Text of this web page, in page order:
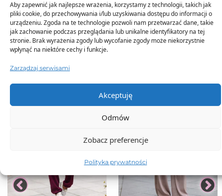
Aby zapewnić jak najlepsze wrażenia, korzystamy z technologii, takich jak
pliki cookie, do przechowywania i/lub uzyskiwania dostępu do informacji o
urządzeniu. Zgoda na te technologie pozwoli nam przetwarzać dane, takie
jak zachowanie podczas przeglądania lub unikalne identyfikatory na tej
stronie. Brak wyrażenia zgody lub wycofanie zgody może niekorzystnie
wpłynąć na niektóre cechy i funkcje.
Zarządzaj serwisami
Akceptuję
Odmów
Zobacz preferencje
Polityka prywatności
TO SIĘ TERAZ SPRZEDAJE